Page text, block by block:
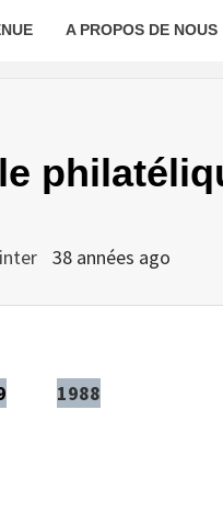
A PROPOS DE NOUS
38 années ago
1988